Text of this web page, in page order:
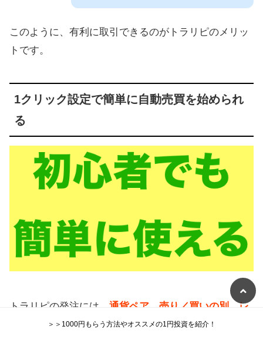
このように、有利に取引できるのがトラリピのメリッ
トです。
1クリック設定で簡単に自動売買を始められ
る
トラリピの発注には、 通貨ペア、売り／買いの別、レ
ンジ幅、仕掛ける本数、注文金額、狙う利益金額な
＞＞1000円もらう方法やオススメの1円投資を紹介！